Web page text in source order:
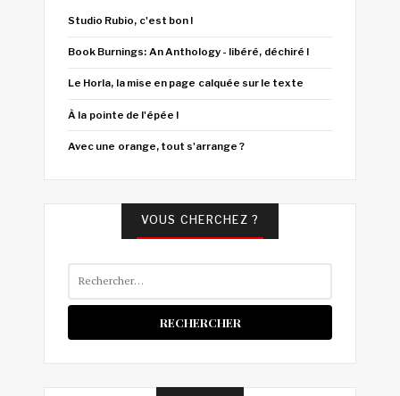
Studio Rubio, c'est bon !
Book Burnings: An Anthology - libéré, déchiré !
Le Horla, la mise en page calquée sur le texte
À la pointe de l'épée !
Avec une orange, tout s'arrange ?
VOUS CHERCHEZ ?